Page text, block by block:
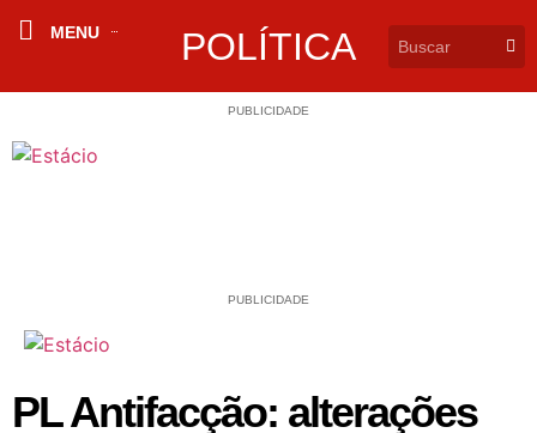
MENU POLÍTICA
PUBLICIDADE
PUBLICIDADE
PL Antifacção: alterações